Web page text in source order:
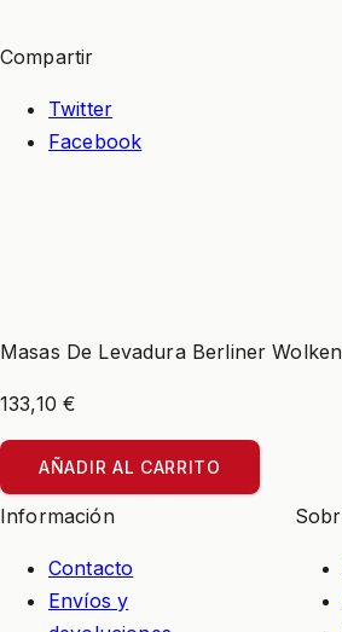
Compartir
Twitter
Facebook
Masas De Levadura Berliner
133,10 €
AÑADIR AL CARRITO
Información
Contacto
Envíos y